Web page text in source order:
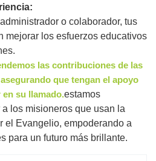
o colaborador, tus
mejorar los esfuerzos educativos
las contribuciones de las
que tengan el apoyo
su llamado.estamos
los misioneros que usan la
el Evangelio, empoderando a
para un futuro más brillante.